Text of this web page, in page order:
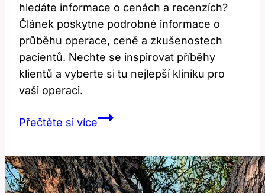
hledáte informace o cenách a recenzích?
Článek poskytne podrobné informace o
průběhu operace, ceně a zkušenostech
pacientů. Nechte se inspirovat příběhy
klientů a vyberte si tu nejlepší kliniku pro
vaši operaci.
Přečtěte si víceOperace
v
Brně: